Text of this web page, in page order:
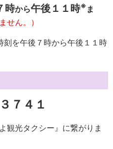
時から午後１１時※ ま
せん。）
を午後７時から午後１１時
７４１
観光タクシー』に繋がりま